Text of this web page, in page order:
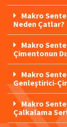
Makro
Neden Çatlar?
Makro
Çimentonun
Makro
Genleştirici-
Makro
Çalkalama